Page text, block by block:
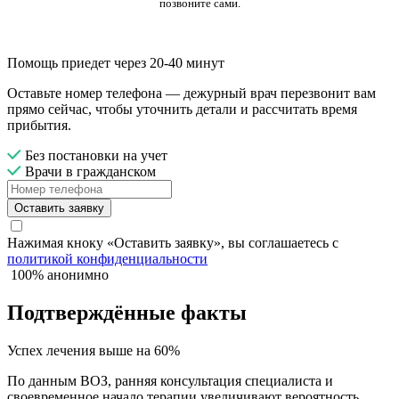
позвоните сами.
Помощь приедет через 20-40 минут
Оставьте номер телефона — дежурный врач перезвонит вам
прямо сейчас, чтобы уточнить детали и рассчитать время
прибытия.
Без постановки на учет
Врачи в гражданском
Оставить заявку
Нажимая кноку «Оставить заявку», вы соглашаетесь с
политикой конфиденциальности
100% анонимно
Подтверждённые факты
Успех лечения выше на 60%
По данным ВОЗ, ранняя консультация специалиста и